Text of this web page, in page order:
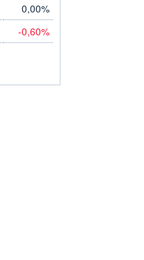
0,00%
-0,60%